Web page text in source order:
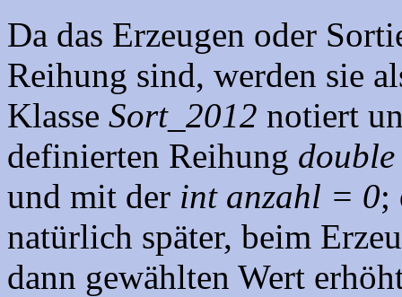
Da das Erzeugen oder
Reihung sind, werden sie
Klasse Sort_2012 notiert
definierten Reihung
und mit der int anzahl = 0;
natürlich später, beim
dann gewählten Wert